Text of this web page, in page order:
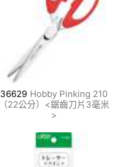
36629 Hobby Pinking 210
（22公分）<鋸齒刀片3毫米
>